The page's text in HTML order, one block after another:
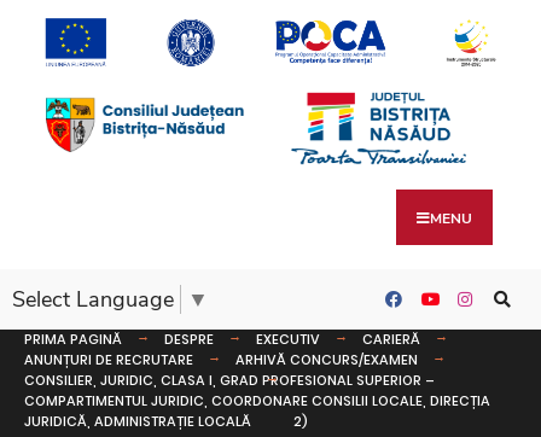
MENU
Select Language ▼
PRIMA PAGINĂ DESPRE EXECUTIV
CARIERĂ
ANUNȚURI DE RECRUTARE
ARHIVĂ CONCURS/EXAMEN
CONSILIER, JURIDIC, CLASA I, GRAD PROFESIONAL SUPERIOR –
COMPARTIMENTUL JURIDIC, COORDONARE CONSILII LOCALE, DIRECȚIA
JURIDICĂ, ADMINISTRAȚIE LOCALĂ
2)